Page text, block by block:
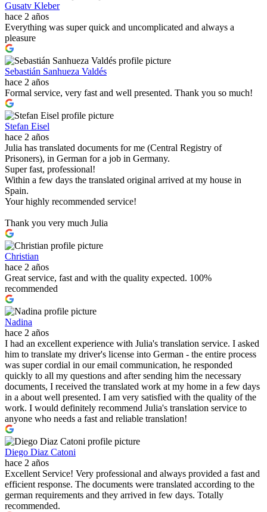
Gusatv Kleber
hace 2 años
Everything was super quick and uncomplicated and always a
pleasure
Sebastián Sanhueza Valdés
hace 2 años
Formal service, very fast and well presented. Thank you so much!
Stefan Eisel
hace 2 años
Julia has translated documents for me (Central Registry of
Prisoners), in German for a job in Germany.
Super fast, professional!
Within a few days the translated original arrived at my house in
Spain.
Your highly recommended service!
Thank you very much Julia
Christian
hace 2 años
Great service, fast and with the quality expected. 100%
recommended
Nadina
hace 2 años
I had an excellent experience with Julia's translation service. I asked
him to translate my driver's license into German - the entire process
was super cordial in our email communication, he responded
quickly to all my questions and after sending him the necessary
documents, I received the translated work at my home in a few days
in a about well presented. I am very satisfied with the quality of the
work. I would definitely recommend Julia's translation service to
anyone who needs a fast and reliable translation!
Diego Diaz Catoni
hace 2 años
Excellent Service! Very professional and always provided a fast and
efficient response. The documents were translated according to the
german requirements and they arrived in few days. Totally
recommended.